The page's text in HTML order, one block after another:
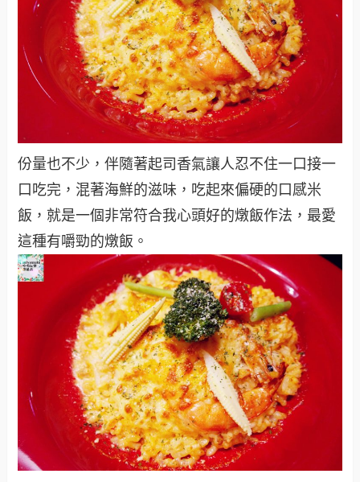
份量也不少，伴隨著起司香氣讓人忍不住一口接一
口吃完，混著海鮮的滋味，吃起來偏硬的口感米
飯，就是一個非常符合我心頭好的燉飯作法，最愛
這種有嚼勁的燉飯。